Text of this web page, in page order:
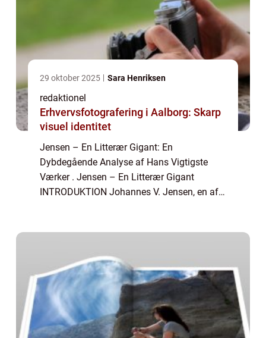
29 oktober 2025 Sara Henriksen
redaktionel
Erhvervsfotografering i Aalborg: Skarp
visuel identitet
Jensen – En Litterær Gigant: En
Dybdegående Analyse af Hans Vigtigste
Værker . Jensen – En Litterær Gigant
INTRODUKTION Johannes V. Jensen, en af